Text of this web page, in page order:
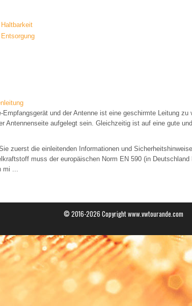
Empfangsgerät und der Antenne ist eine geschirmte Leitung
Antennenseite aufgelegt sein. Gleichzeitig ist auf eine gute
zuerst die einleitenden Informationen und
muss der europäischen Norm EN 590 (in
mi ...
© 2016-2026 Copyright www.vwtourande.com